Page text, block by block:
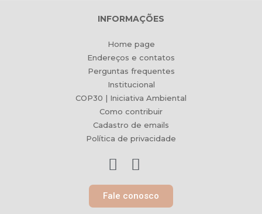
INFORMAÇÕES
Home page
Endereços e contatos
Perguntas frequentes
Institucional
COP30 | Iniciativa Ambiental
Como contribuir
Cadastro de emails
Política de privacidade
Fale conosco